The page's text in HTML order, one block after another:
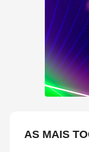
AS MAIS